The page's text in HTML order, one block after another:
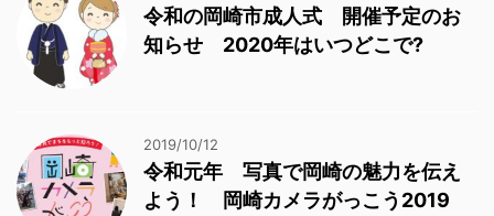
令和の岡崎市成人式 開催予定のお
知らせ 2020年はいつどこで?
2019/10/12
令和元年 写真で岡崎の魅力を伝え
よう！ 岡崎カメラがっこう2019